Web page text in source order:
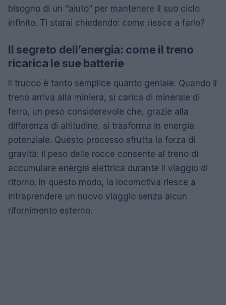
bisogno di un “aiuto” per mantenere il suo ciclo
infinito. Ti starai chiedendo: come riesce a farlo?
Il segreto dell’energia: come il treno
ricarica le sue batterie
Il trucco è tanto semplice quanto geniale. Quando il
treno arriva alla miniera, si carica di minerale di
ferro, un peso considerevole che, grazie alla
differenza di altitudine, si trasforma in energia
potenziale. Questo processo sfrutta la forza di
gravità: il peso delle rocce consente al treno di
accumulare energia elettrica durante il viaggio di
ritorno. In questo modo, la locomotiva riesce a
intraprendere un nuovo viaggio senza alcun
rifornimento esterno.